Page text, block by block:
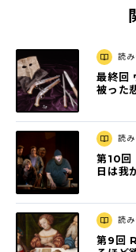
読み
最終回
被った
読み
第10回
日は我
読み
第9回